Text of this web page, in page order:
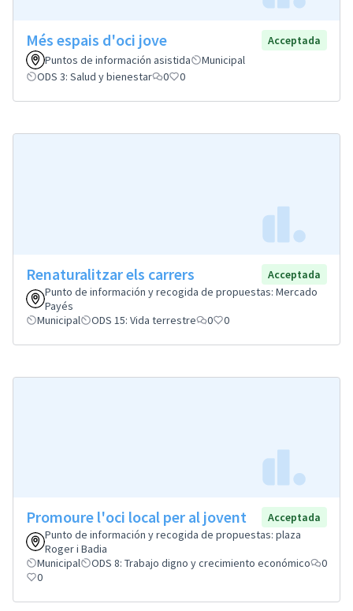
Més espais d'oci jove
Acceptada
Puntos de información asistida
Municipal
ODS 3: Salud y bienestar
0 0
Renaturalitzar els carrers
Acceptada
Punto de información y recogida de propuestas: Mercado
Payés
Municipal
ODS 15: Vida terrestre 0 0
Promoure l'oci local per al jovent
Acceptada
Punto de información y recogida de propuestas: plaza
Roger i Badia
Municipal
ODS 8: Trabajo digno y crecimiento económico
0
0